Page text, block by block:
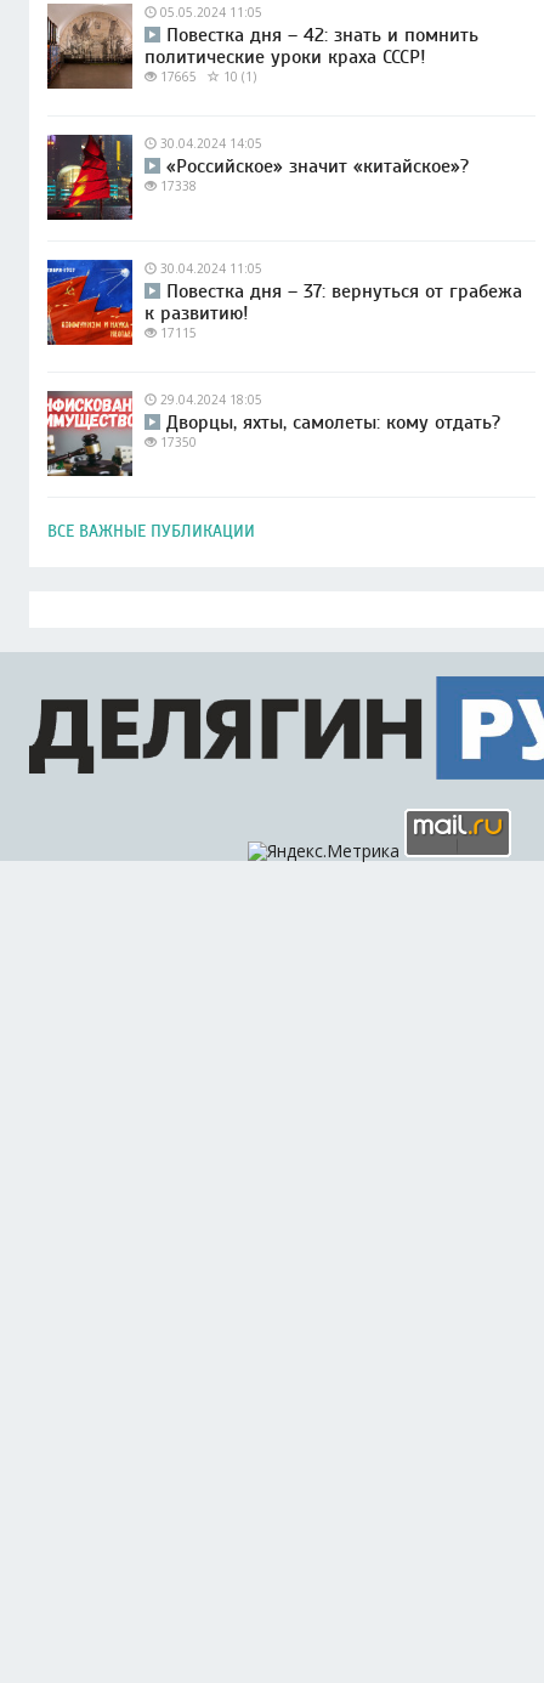
05.05.2024 11:05
Повестка дня – 42: знать и помнить
политические уроки краха СССР!
17665 10 (1)
30.04.2024 14:05
«Российское» значит «китайское»?
17338
30.04.2024 11:05
Повестка дня – 37: вернуться от грабежа
к развитию!
17115
29.04.2024 18:05
Дворцы, яхты, самолеты: кому отдать?
17350
ВСЕ ВАЖНЫЕ ПУБЛИКАЦИИ